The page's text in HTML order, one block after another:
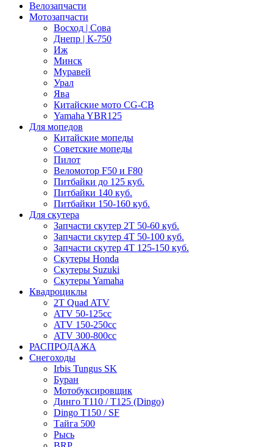
Велозапчасти
Мотозапчасти
Восход | Сова
Днепр | К-750
Иж
Минск
Муравей
Урал
Ява
Китайские мото CG-CB
Yamaha YBR125
Для мопедов
Китайские мопеды
Советские мопеды
Пилот
Веломотор F50 и F80
Питбайки до 125 куб.
Питбайки 140 куб.
Питбайки 150-160 куб.
Для скутера
Запчасти скутер 2Т 50-60 куб.
Запчасти скутер 4Т 50-100 куб.
Запчасти скутер 4Т 125-150 куб.
Скутеры Honda
Скутеры Suzuki
Скутеры Yamaha
Квадроциклы
2T Quad ATV
ATV 50-125cc
ATV 150-250cc
ATV 300-800cc
РАСПРОДАЖА
Снегоходы
Irbis Tungus SK
Буран
Мотобуксировщик
Динго T110 / T125 (Dingo)
Dingo T150 / SF
Тайга 500
Рысь